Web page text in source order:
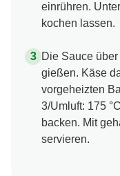
einrühren.
kochen lassen.
Die Sauce
gießen. Käse
vorgeheizten
3/Umluft: 175
backen. Mit
servieren.